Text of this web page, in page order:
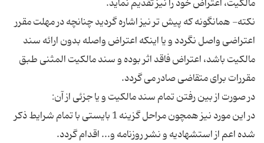
نکته- همانگونه که پیش تر نیز اشاره گردید چنانچه در مهلت مقرر
اعتراضی واصل نگردد و یا اینکه اعتراض واصله بدون ارائه سند
مالکیت باشد، اعتراض فاقد اثر بوده و سند مالکیت المثنی طبق
در این مورد نیز همچون مراحل گزینه 1 بایستی با تمام شرایط ذکر